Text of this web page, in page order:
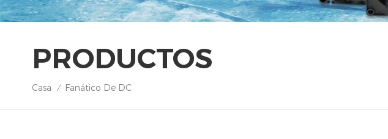
PRODUCTOS
Casa / Fanático De DC